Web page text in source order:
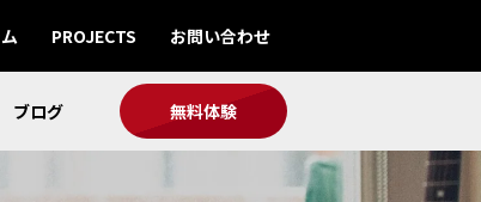
PROJECTS お問い合わせ
ブログ 無料体験